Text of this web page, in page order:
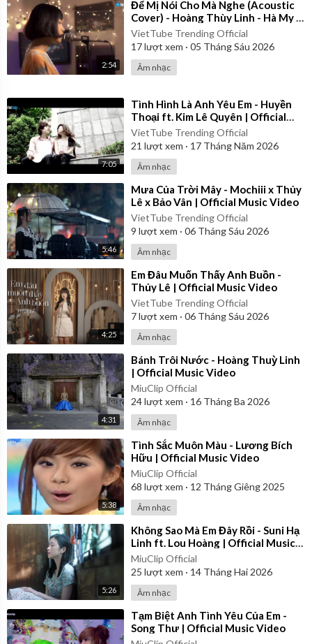
Thế nên, cứ yêu đi đã, đừng toan tính điều gì hết vì chúng ta đâu t
hể nào đoán trước được những gì đang đợi mình ở tương lai. Hãy
sống hết mình, yêu hết mình ngày hôm nay, khoảnh khắc hiện tại.
Đó cũng chính là cách Linh tận hưởng cuộc đời. Nếu như cần phải
nhiều điều tươi sáng chờ mình khám phá.
2:54
⁣Để Mị Nói Cho Mà Nghe (Acoustic
Cover) - Hoàng Thùy Linh - Hà My x
Đình Duy
VietTube Trending Official
17lượt xem · 05 Tháng Sáu 2026
Âm nhạc
7:05
⁣Tình Hình Là Anh Yêu Em - Huyền
Thoại ft. Kim Lê Quyên | Official
Music Video
VietTube Trending Official
21 lượt xem · 17 Tháng Năm 2026
Âm nhạc
5:46
⁣Mưa Của Trời Mây - Mochiii x Thủy
Lê x Bảo Vân | Official Music Video
VietTube Trending Official
9 lượt xem · 06 Tháng Sáu 2026
Âm nhạc
4:25
⁣Em Đâu Muốn Thấy Anh Buồn -
Thủy Lê | Official Music Video
VietTube Trending Official
7lượt xem · 06 Tháng Sáu 2026
Âm nhạc
4:31
⁣Bánh Trôi Nước - Hoàng Thuỳ Linh
| Official Music Video
MiuClip Official
24lượt xem · 16 Tháng Ba 2026
Âm nhạc
5:38
⁣Tình Sắc Muôn Màu - Lương Bích
Hữu | Official Music Video
MiuClip Official
68 lượt xem · 12 Tháng Giêng 2025
Âm nhạc
5:26
⁣Không Sao Mà Em Đây Rồi - Suni Hạ
Linh ft. Lou Hoàng | Official Music
Video
MiuClip Official
25 lượt xem · 14 Tháng Hai 2026
Âm nhạc
⁣Tạm Biệt Anh Tình Yêu Của Em -
Song Thư | Official Music Video